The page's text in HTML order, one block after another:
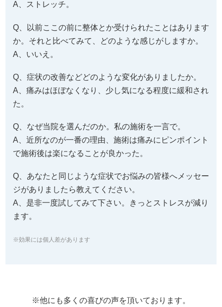
A、ストレッチ。
Q、以前ここの前に整体とか受けられたことはあります
か。それと比べてみて、どのような感じがしますか。
A、いいえ。
Q、症状の改善などどのような変化がありましたか。
A、痛みはほぼなくなり、少し気になる程度に緩和され
た。
Q、なぜ当院を選んだのか。私の施術を一言で。
A、近所なのが一番の理由、施術は痛みにピンポイント
で施術後は楽になることが良かった。
Q、あなたと同じような症状でお悩みの皆様へメッセー
ジがありましたら教えてください。
A、是非一度試してみて下さい。きっとストレスが減り
ます。
※効果には個人差があります
※他にも多くの喜びの声を頂いております。